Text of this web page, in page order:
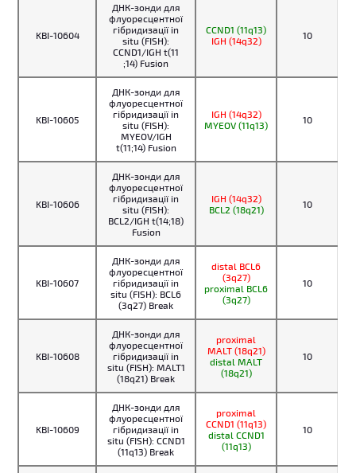
KBI-10604
ДНК-зонди для
флуоресцентної
гібридизації in
situ (FISH):
CCND1/IGH t(11
;14) Fusion
CCND1 (11q13)
IGH (14q32)
10
KBI-10605
ДНК-зонди для
флуоресцентної
гібридизації in
situ (FISH):
MYEOV/IGH
t(11;14) Fusion
IGH (14q32)
MYEOV (11q13)
10
KBI-10606
ДНК-зонди для
флуоресцентної
гібридизації in
situ (FISH):
BCL2/IGH t(14;18)
Fusion
IGH (14q32)
BCL2 (18q21)
10
KBI-10607
ДНК-зонди для
флуоресцентної
гібридизації in
situ (FISH): BCL6
(3q27) Break
distal BCL6
(3q27)
proximal BCL6
(3q27)
10
KBI-10608
ДНК-зонди для
флуоресцентної
гібридизації in
situ (FISH): MALT1
(18q21) Break
proximal
MALT (18q21)
distal MALT
(18q21)
10
KBI-10609
ДНК-зонди для
флуоресцентної
гібридизації in
situ (FISH): CCND1
(11q13) Break
proximal
CCND1 (11q13)
distal CCND1
(11q13)
10